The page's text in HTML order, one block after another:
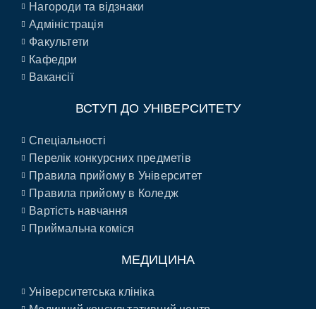
Нагороди та відзнаки
Адміністрація
Факультети
Кафедри
Вакансії
ВСТУП ДО УНІВЕРСИТЕТУ
Спеціальності
Перелік конкурсних предметів
Правила прийому в Університет
Правила прийому в Коледж
Вартість навчання
Приймальна коміся
МЕДИЦИНА
Університетська клініка